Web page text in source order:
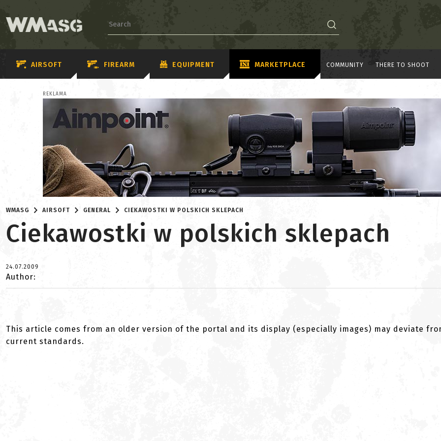
AIRSOFT FIREARM EQUIPMENT MARKETPLACE COMMUNITY THERE TO SHOOT
REKLAMA
WMASG AIRSOFT GENERAL CIEKAWOSTKI W POLSKICH SKLEPACH
Ciekawostki w polskich sklepach
24.07.2009
Author:
This article comes from an older version of the portal and its display (especially images) may deviate
current standards.